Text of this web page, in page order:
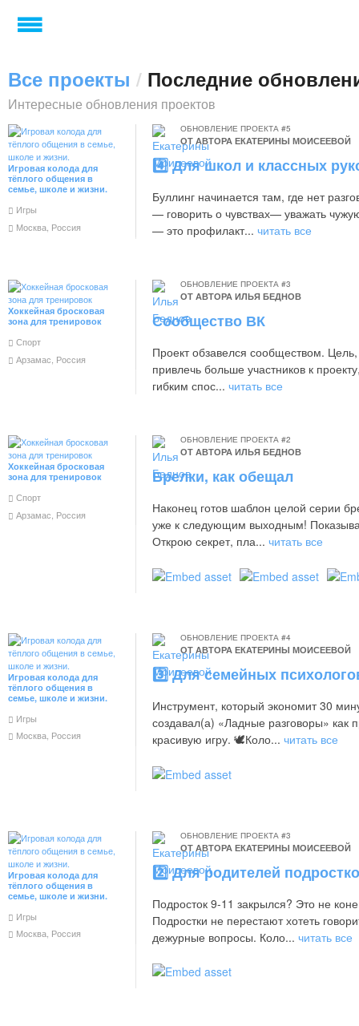
Все проекты / Последние
Интересные обновления проектов
Игровая колода для
тёплого общения в
семье, школе и жизни.
Игры
Москва, Россия
ОБНОВЛЕНИЕ ПРОЕКТА #5
ОТ АВТОРА ЕКАТЕРИНЫ МОИСЕЕВОЙ
4️⃣ Для школ и классных
Буллинг начинается там, где нет
— говорить о чувствах— уважать
— это профилакт... читать все
Хоккейная бросковая
зона для тренировок
Спорт
Арзамас, Россия
ОБНОВЛЕНИЕ ПРОЕКТА #3
ОТ АВТОРА ИЛЬЯ БЕДНОВ
Сообщество ВК
Проект обзавелся сообществом.
привлечь больше участников к
гибким спос... читать все
Хоккейная бросковая
зона для тренировок
Спорт
Арзамас, Россия
ОБНОВЛЕНИЕ ПРОЕКТА #2
ОТ АВТОРА ИЛЬЯ БЕДНОВ
Брелки, как обещал
Наконец готов шаблон целой серии
уже к следующим выходным!
Открою секрет, пла... читать все
Игровая колода для
тёплого общения в
семье, школе и жизни.
Игры
Москва, Россия
ОБНОВЛЕНИЕ ПРОЕКТА #4
ОТ АВТОРА ЕКАТЕРИНЫ МОИСЕЕВОЙ
3️⃣ Для семейных
Инструмент, который экономит 30
создавал(а) «Ладные разговоры» как
красивую игру. 🕊️Коло... читать все
Игровая колода для
тёплого общения в
семье, школе и жизни.
Игры
Москва, Россия
ОБНОВЛЕНИЕ ПРОЕКТА #3
ОТ АВТОРА ЕКАТЕРИНЫ МОИСЕЕВОЙ
2️⃣ Для родителей
Подросток 9-11 закрылся? Это не
Подростки не перестают хотеть
дежурные вопросы. Коло... читать все